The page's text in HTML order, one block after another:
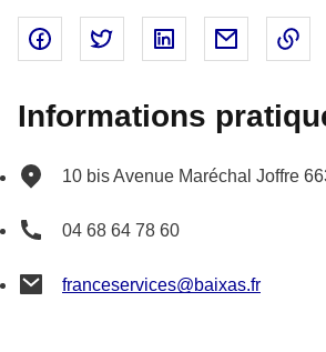
Partager sur Facebook - nouvelle
Partager sur Twitter -
Partager sur
Informations
10 bis Avenue Maréchal Joffre
04 68 64 78 60
franceservices@baixas.fr